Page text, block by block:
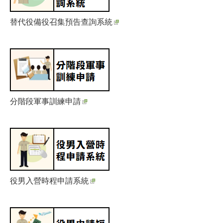
替代役備役召集預告查詢系統
分階段軍事訓練申請
役男入營時程申請系統